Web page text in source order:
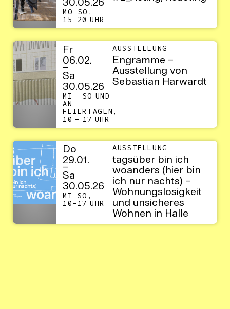
30.05.26
MO–SO,
15–20 UHR
Fr
06.02.
–
Sa
30.05.26
MI – SO UND
AN
FEIERTAGEN,
10 – 17 UHR
AUSSTELLUNG
Engramme –
Ausstellung von
Sebastian Harwardt
Do
29.01.
–
Sa
30.05.26
MI–SO,
10–17 UHR
AUSSTELLUNG
tagsüber bin ich
woanders (hier bin
ich nur nachts) –
Wohnungslosigkeit
und unsicheres
Wohnen in Halle